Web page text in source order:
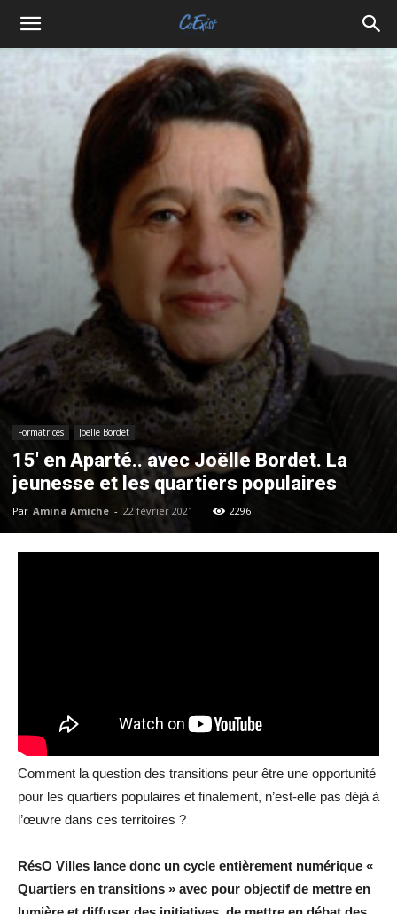
Formatrices Joelle Bordet
15′ en Aparté.. avec Joëlle Bordet. La
jeunesse et les quartiers populaires
Par Amina Amiche - 22 février 2021 2296
Comment la question des transitions peur être une opportunité
pour les quartiers populaires et finalement, n’est-elle pas déjà à
l’œuvre dans ces territoires ?
RésO Villes lance donc un cycle entièrement numérique «
Quartiers en transitions » avec pour objectif de mettre en